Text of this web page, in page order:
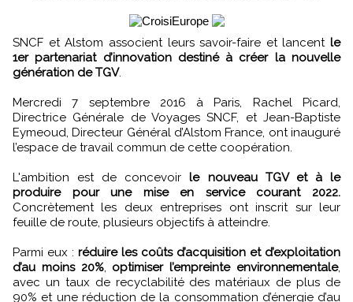
SNCF et Alstom associent leurs savoir-faire et lancent le
1er partenariat d’innovation destiné à créer la nouvelle
génération de TGV.
Mercredi 7 septembre 2016 à Paris, Rachel Picard,
Directrice Générale de Voyages SNCF, et Jean-Baptiste
Eymeoud, Directeur Général d’Alstom France, ont inauguré
l’espace de travail commun de cette coopération.
L'ambition est de concevoirle nouveau TGV et à le
produire pour une mise en service courant 2022.
Concrètement les deux entreprises ont inscrit sur leur
feuille de route, plusieurs objectifs à atteindre.
Parmi eux : réduire les coûts d’acquisition et d’exploitation
d’au moins 20%, optimiser l’empreinte environnementale,
avec un taux de recyclabilité des matériaux de plus de
90% et une réduction de la consommation d’énergie d’au